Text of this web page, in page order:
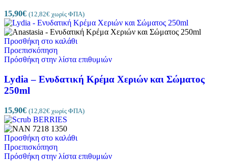
15,90€ (12,82€ χωρίς ΦΠΑ)
Προσθήκη στο καλάθι
Προεπισκόπηση
Πρόσθήκη στην λίστα επιθυμιών
Lydia – Ενυδατική Κρέμα Χεριών και Σώματος
250ml
15,90€ (12,82€ χωρίς ΦΠΑ)
Προσθήκη στο καλάθι
Προεπισκόπηση
Πρόσθήκη στην λίστα επιθυμιών